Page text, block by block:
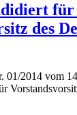
für
des
01/2014 vom